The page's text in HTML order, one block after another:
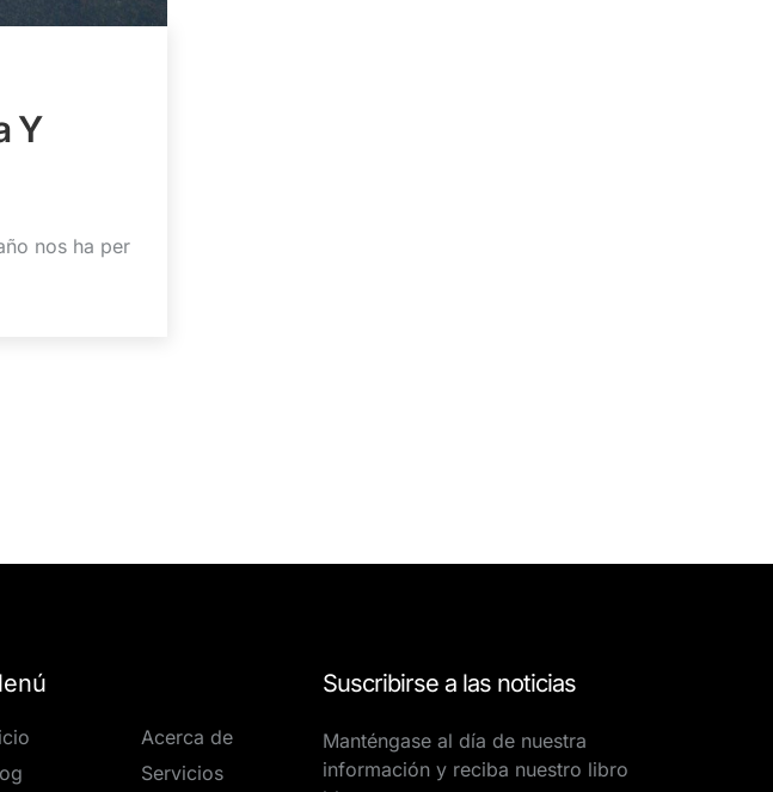
Y
nos ha per
Acerca de
Servicios
Suscribirse a las noticias
Manténgase al día de nuestra
información y reciba nuestro libro